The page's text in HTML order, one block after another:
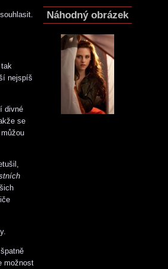
nejspíš
divné
se
možnost
Náhodný obrázek